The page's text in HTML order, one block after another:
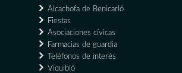
Alcachofa de Benicarló
Fiestas
Asociaciones cívicas
Farmacias de guardia
Teléfonos de interés
Viquibló